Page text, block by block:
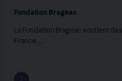
Fondation Brageac
La Fondation Brageac soutient
France…